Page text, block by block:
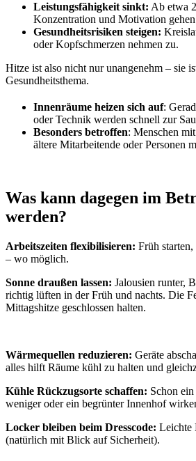
Leistungsfähigkeit sinkt: Ab etwa
Konzentration und Motivation gehen
Gesundheitsrisiken steigen:
oder Kopfschmerzen nehmen zu.
Hitze ist also nicht nur unangenehm – sie
Gesundheitsthema.
Innenräume heizen sich auf:
oder Technik werden schnell zur
Besonders betroffen: Menschen
ältere Mitarbeitende oder Personen
Was kann dagegen im
werden?
Arbeitszeiten flexibilisieren: Früh
– wo möglich.
Sonne draußen lassen: Jalousien runter,
richtig lüften in der Früh und nachts. Die
Mittagshitze geschlossen halten.
Wärmequellen reduzieren: Geräte
alles hilft Räume kühl zu halten und
Kühle Rückzugsorte schaffen: Schon
weniger oder ein begrünter Innenhof
Locker bleiben beim Dresscode: Leichte
(natürlich mit Blick auf Sicherheit).